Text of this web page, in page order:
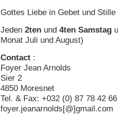
Gottes Liebe in Gebet und
Jeden 2ten und 4ten Samstag
Monat Juli und August)
Contact :
Foyer Jean Arnolds
Sier 2
4850 Moresnet
Tel. & Fax: +032 (0) 87 78 42 66
foyer.jeanarnolds[@]gmail.com